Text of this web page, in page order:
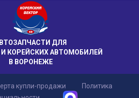
ДЛЯ
И КОРЕЙСКИХ АВТОМОБИЛЕЙ
В ВОРОНЕЖЕ
купли-продажи
Политика